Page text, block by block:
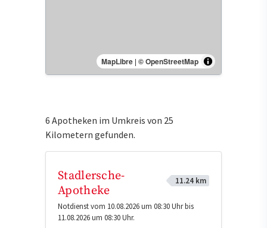
MapLibre | © OpenStreetMap
6 Apotheken im Umkreis von 25
Kilometern gefunden.
Stadlersche-
Apotheke
11.24 km
Notdienst vom 10.08.2026 um 08:30 Uhr bis
11.08.2026 um 08:30 Uhr.